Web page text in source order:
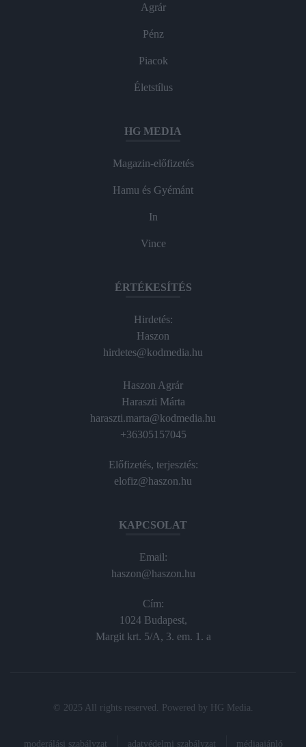
Agrár
Pénz
Piacok
Életstílus
HG MEDIA
Magazin-előfizetés
Hamu és Gyémánt
In
Vince
ÉRTÉKESÍTÉS
Hirdetés:
Haszon
hirdetes@kodmedia.hu
Haszon Agrár
Haraszti Márta
haraszti.marta@kodmedia.hu
+36305157045
Előfizetés, terjesztés:
elofiz@haszon.hu
KAPCSOLAT
Email:
haszon@haszon.hu
Cím:
1024 Budapest,
Margit krt. 5/A, 3. em. 1. a
© 2025 All rights reserved. Powered by HG Media
moderálási szabályzat adatvédelmi szabályzat médiaajánló